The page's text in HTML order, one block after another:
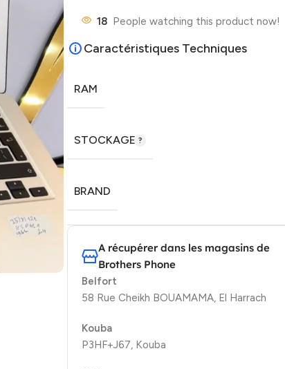
18 People watching this product now!
Caractéristiques Techniques
RAM
STOCKAGE
BRAND
A récupérer dans les magasins de
Brothers Phone
Belfort
58 Rue Cheikh BOUAMAMA, El Harrach
Kouba
P3HF+J67, Kouba